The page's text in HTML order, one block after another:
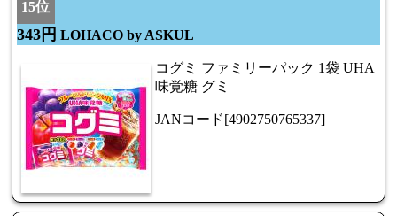
15位
343円 LOHACO by ASKUL
コグミ ファミリーパック 1袋 UHA
味覚糖 グミ
JANコード[4902750765337]